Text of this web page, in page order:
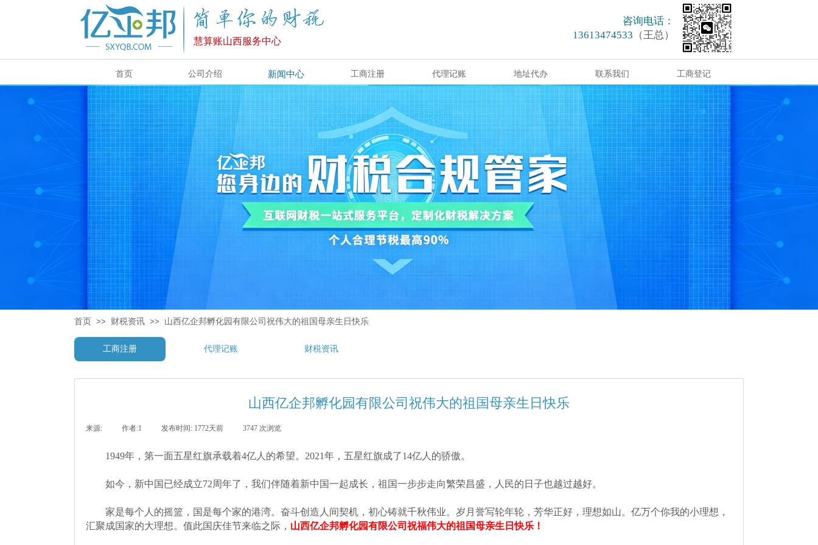
咨询电话：
13613474533 （王总）
慧算账山西服务中心
首页 公司介绍 新闻中心 工商注册 代理记账 地址代办 联系我们 工商登记
首页 >> 财税资讯 >> 山西亿企邦孵化园有限公司祝伟大的祖国母亲生日快乐
代理记账 财税资讯
工商注册
山西亿企邦孵化园有限公司祝伟大的祖国母亲生日快乐
来源: 作者:1 发布时间: 1772天前 3747 次浏览
1949年，第一面五星红旗承载着4亿人的希望。2021年，五星红旗成了14亿人的骄傲。
如今，新中国已经成立72周年了，我们伴随着新中国一起成长，祖国一步步走向繁荣昌盛，人民的日子也越过越好。
家是每个人的摇篮，国是每个家的港湾。奋斗创造人间契机，初心铸就千秋伟业。岁月誉写轮年轮，芳华正好，理想如山。亿万个你我的小理想，
汇聚成国家的大理想。值此国庆佳节来临之际， 山西亿企邦孵化园有限公司祝福伟大的祖国母亲生日快乐！